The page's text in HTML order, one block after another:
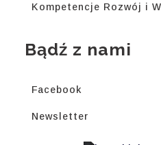
Kompetencje Rozwój i
Bądź z nami
Facebook
Newsletter